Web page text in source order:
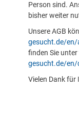
Person sind.
bisher weiter
Unsere AGB
gesucht.de/en/
finden Sie
gesucht.de/en/
Vielen Dank für